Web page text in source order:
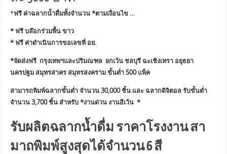
*ฟรี ค่าฉลากน้ำดื่มทั้งจำนวน *ตามเงื่อนไข …
* ฟรี บล๊อกร่วมพื้น ขาว
* ฟรี ค่าดำเนินการขอเลขที่ อย.
*จัดส่งฟรี กรุงเทพฯและปริมณฑล ยกเว้น ชลบุรี ฉะเชิงเทรา อยุธยา
นครปฐม สมุทรสาคร สมุทรสงคราม ขั้นต่ำ 500 แพ็ค
สามารถพิมพ์ฉลากขั้นต่ำ จำนวน 30,000 ชิ้น และ ฉลากดิจิตอล รับขั้นต่ำ
จำนวน 3,700 ชิ้น สำหรับ *งานด่วน งานอีเว้น *
รับผลิตฉลากน้ำดื่ม ราคาโรงงาน สา
มาถพิมพ์สูงสุดได้จำนวน 6 สี